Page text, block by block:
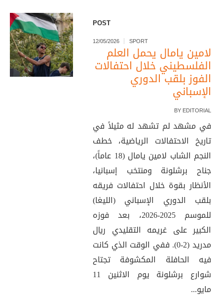
POST
12/05/2026 SPORT
لامين يامال يحمل العلم
الفلسطيني خلال احتفالات
الفوز بلقب الدوري
الإسباني
BY EDITORIAL
في مشهد لم تشهد له مثيلاً في
تاريخ الاحتفالات الرياضية، خطف
النجم الشاب لامين يامال (18 عاماً)،
جناح برشلونة ومنتخب إسبانيا،
الأنظار بقوة خلال احتفالات فريقه
بلقب الدوري الإسباني (الليغا)
للموسم 2025-2026، بعد فوزه
الكبير على غريمه التقليدي ريال
مدريد (2-0). ففي الوقت الذي كانت
فيه الحافلة المكشوفة تجتاح
شوارع برشلونة يوم الاثنين 11
مايو...